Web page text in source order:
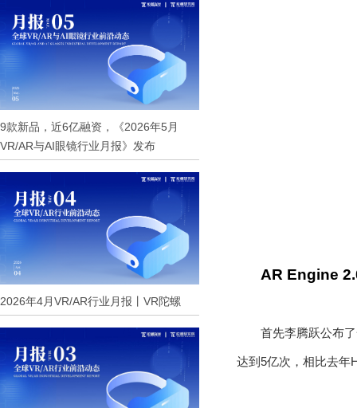
9款新品，近6亿融资，《2026年5月
VR/AR与AI眼镜行业月报》发布
2026年4月VR/AR行业月报丨VR陀螺
AR Engine
首先李腾跃公布
达到 5亿次，相比去年